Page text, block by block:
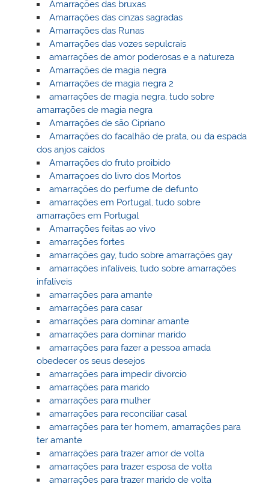
Amarrações das bruxas
Amarrações das cinzas sagradas
Amarrações das Runas
Amarrações das vozes sepulcrais
amarrações de amor poderosas e a natureza
Amarrações de magia negra
Amarrações de magia negra 2
amarrações de magia negra, tudo sobre
amarrações de magia negra
Amarrações de são Cipriano
Amarrações do facalhão de prata, ou da espada
dos anjos caídos
Amarrações do fruto proibido
Amarraçoes do livro dos Mortos
amarrações do perfume de defunto
amarrações em Portugal, tudo sobre
amarrações em Portugal
Amarrações feitas ao vivo
amarrações fortes
amarrações gay, tudo sobre amarrações gay
amarrações infalíveis, tudo sobre amarrações
infalíveis
amarrações para amante
amarrações para casar
amarrações para dominar amante
amarrações para dominar marido
amarrações para fazer a pessoa amada
obedecer os seus desejos
amarrações para impedir divorcio
amarrações para marido
amarrações para mulher
amarrações para reconciliar casal
amarrações para ter homem, amarrações para
ter amante
amarrações para trazer amor de volta
amarrações para trazer esposa de volta
amarrações para trazer marido de volta